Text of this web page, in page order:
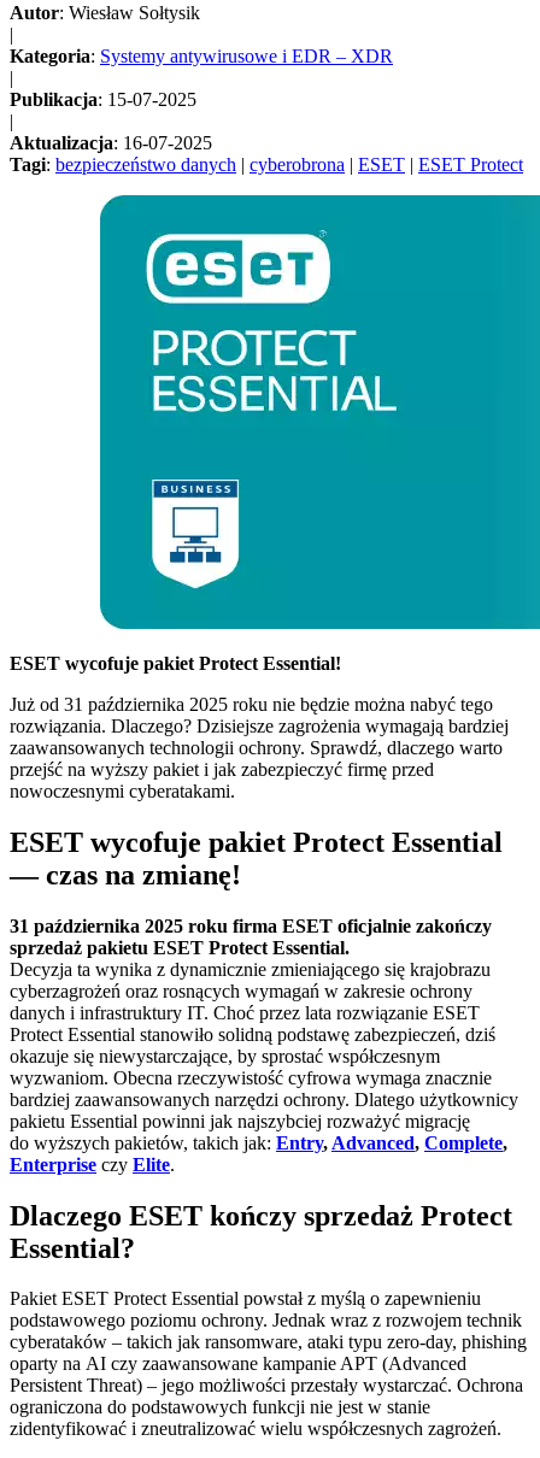
Autor: Wiesław Sołtysik
|
Kategoria: Systemy antywirusowe i EDR – XDR
|
Publikacja: 15-07-2025
|
Aktualizacja: 16-07-2025
Tagi: bezpieczeństwo danych | cyberobrona | ESET | ESET Protect
ESET wycofuje pakiet Protect Essential!
Już od 31 października 2025 roku nie będzie można nabyć tego
rozwiązania. Dlaczego? Dzisiejsze zagrożenia wymagają bardziej
zaawansowanych technologii ochrony. Sprawdź, dlaczego warto
przejść na wyższy pakiet i jak zabezpieczyć firmę przed
nowoczesnymi cyberatakami.
ESET wycofuje pakiet Protect Essential
— czas na zmianę!
31 października 2025 roku firma ESET oficjalnie zakończy
sprzedaż pakietu ESET Protect Essential.
Decyzja ta wynika z dynamicznie zmieniającego się krajobrazu
cyberzagrożeń oraz rosnących wymagań w zakresie ochrony
danych i infrastruktury IT. Choć przez lata rozwiązanie ESET
Protect Essential stanowiło solidną podstawę zabezpieczeń, dziś
okazuje się niewystarczające, by sprostać współczesnym
wyzwaniom. Obecna rzeczywistość cyfrowa wymaga znacznie
bardziej zaawansowanych narzędzi ochrony. Dlatego użytkownicy
pakietu Essential powinni jak najszybciej rozważyć migrację
do wyższych pakietów, takich jak: Entry, Advanced, Complete,
Enterprise czy Elite.
Dlaczego ESET kończy sprzedaż Protect
Essential?
Pakiet ESET Protect Essential powstał z myślą o zapewnieniu
podstawowego poziomu ochrony. Jednak wraz z rozwojem technik
cyberataków – takich jak ransomware, ataki typu zero-day, phishing
oparty na AI czy zaawansowane kampanie APT (Advanced
Persistent Threat) – jego możliwości przestały wystarczać. Ochrona
ograniczona do podstawowych funkcji nie jest w stanie
zidentyfikować i zneutralizować wielu współczesnych zagrożeń.